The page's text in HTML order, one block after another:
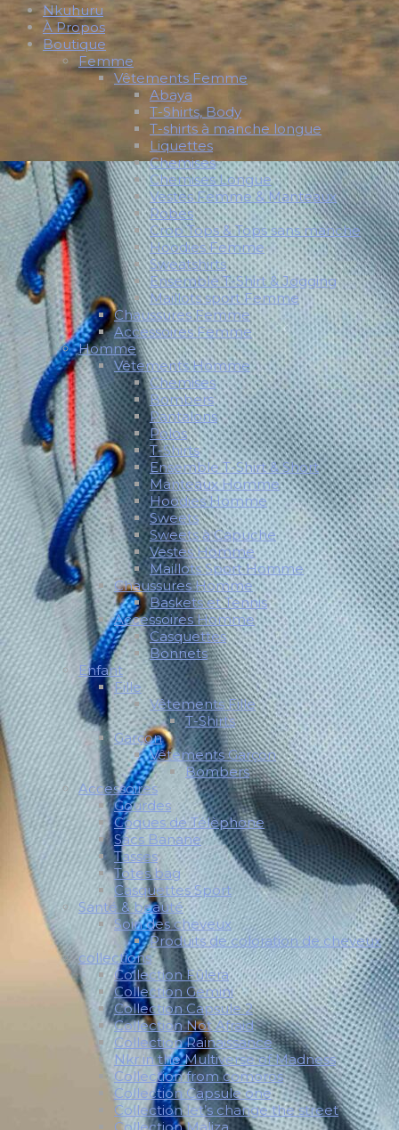
Nkuhuru
À Propos
Boutique
Femme
Vêtements Femme
Abaya
T-Shirts, Body
T-shirts à manche longue
Liquettes
Chemises
Chemises Longue
Vestes Femme & Manteaux
Robes
Crop Tops & Tops sans manche
Hoodies Femme
Sweatshirts
Ensemble T-Shirt & Jogging
Maillots sport Femme
Chaussures Femme
Accessoires Femme
Homme
Vêtements Homme
Chemises
Bombers
Pantalons
Polos
T-Shirts
Ensemble T-Shirt & Short
Manteaux Homme
Hoodies Homme
Sweets
Sweets à Capuche
Vestes Homme
Maillots Sport Homme
Chaussures Homme
Baskets et Tennis
Accessoires Homme
Casquettes
Bonnets
Enfant
Fille
Vêtements Fille
T-Shirts
Garçon
Vêtements Garçon
Bombers
Accessoires
Gourdes
Coques de Télèphone
Sacs Banane
Tasses
Totes bag
Casquettes Sport
Santé & beauté
Soin des cheveux
Produits de coloration de cheveux
collections
Collection Fūlera
Collection Gemini
Collection Capsule 2
Collection Not Afraid
Collection Rainaissance
Nkr in the Multiverse of Madness
Collection from comoros
Collection Capsule one
Collection let’s change the street